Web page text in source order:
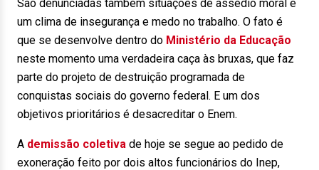
São denunciadas também situações de assédio moral e
um clima de insegurança e medo no trabalho. O fato é
que se desenvolve dentro do Ministério da Educação
neste momento uma verdadeira caça às bruxas, que faz
parte do projeto de destruição programada de
conquistas sociais do governo federal. E um dos
objetivos prioritários é desacreditar o Enem.
A demissão coletiva de hoje se segue ao pedido de
exoneração feito por dois altos funcionários do Inep,